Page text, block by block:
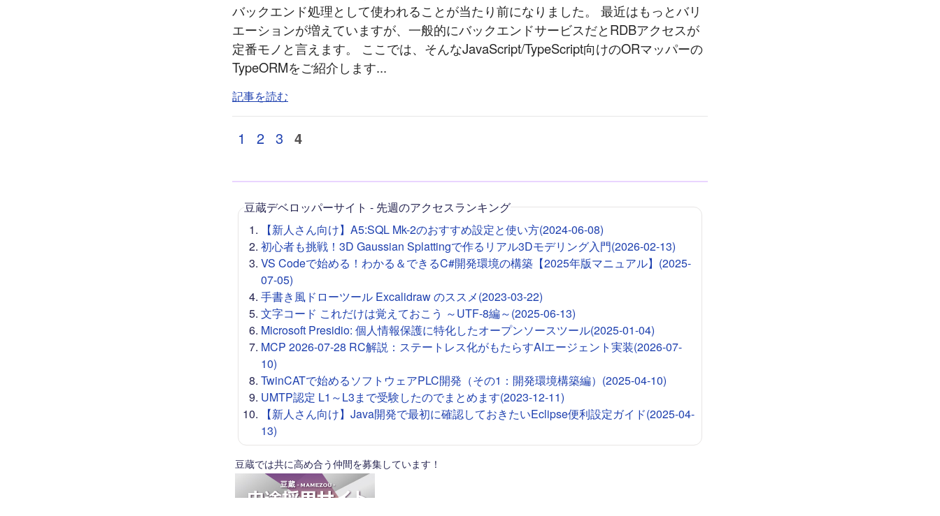
バックエンド処理として使われることが当たり前になりました。 最近はもっとバリ
エーションが増えていますが、一般的にバックエンドサービスだとRDBアクセスが
定番モノと言えます。 ここでは、そんなJavaScript/TypeScript向けのORマッパーの
TypeORMをご紹介します...
記事を読む
1 2 3 4
豆蔵デベロッパーサイト - 先週のアクセスランキング
【新人さん向け】A5:SQL Mk-2のおすすめ設定と使い方(2024-06-08)
初心者も挑戦！3D Gaussian Splattingで作るリアル3Dモデリング入門(2026-02-13)
VS Codeで始める！わかる＆できるC#開発環境の構築【2025年版マニュアル】(2025-
07-05)
手書き風ドローツール Excalidraw のススメ(2023-03-22)
文字コード これだけは覚えておこう ～UTF-8編～(2025-06-13)
Microsoft Presidio: 個人情報保護に特化したオープンソースツール(2025-01-04)
MCP 2026-07-28 RC解説：ステートレス化がもたらすAIエージェント実装(2026-07-
10)
TwinCATで始めるソフトウェアPLC開発（その1：開発環境構築編）(2025-04-10)
UMTP認定 L1～L3まで受験したのでまとめます(2023-12-11)
【新人さん向け】Java開発で最初に確認しておきたいEclipse便利設定ガイド(2025-04-
13)
豆蔵では共に高め合う仲間を募集しています！